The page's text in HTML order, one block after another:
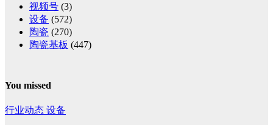
视频号 (3)
设备 (572)
陶瓷 (270)
陶瓷基板 (447)
You missed
行业动态 设备